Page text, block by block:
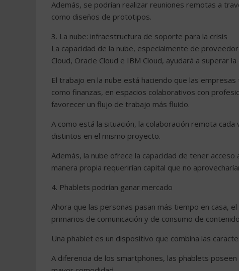
Además, se podrían realizar reuniones remotas a
como diseños de prototipos.
3. La nube: infraestructura de soporte para la crisis
La capacidad de la nube, especialmente de
Cloud, Oracle Cloud e IBM Cloud, ayudará a superar la
El trabajo en la nube está haciendo que las
como finanzas, en espacios colaborativos con
favorecer un flujo de trabajo más fluido.
A como está la situación, la colaboración remota
distintos en el mismo proyecto.
Además, la nube ofrece la capacidad de tener
manera propia requerirían capital que no
4. Phablets podrían ganar mercado
Ahora que las personas pasan más tiempo en casa,
primarios de comunicación y de consumo de
Una phablet es un dispositivo que combina las
A diferencia de los smartphones, las phablets